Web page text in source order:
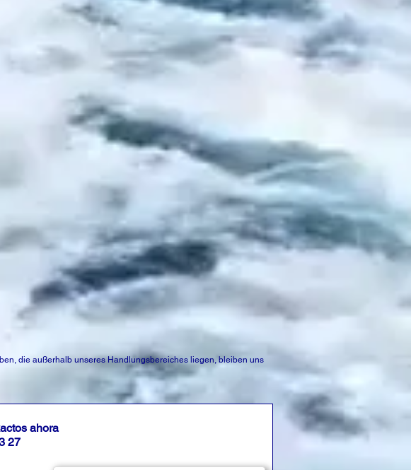
die außerhalb unseres Handlungsbereiches liegen, bleiben uns
ahora
27